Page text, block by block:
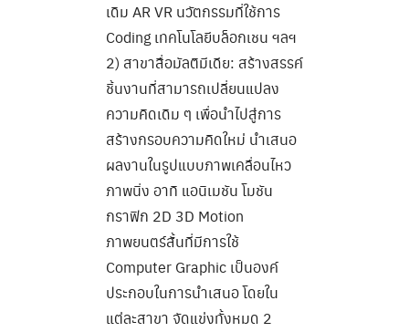
เดิม AR VR นวัตกรรมที่ใช้การ
Coding เทคโนโลยีบล็อกเชน ฯลฯ
2) สาขาสื่อมัลติมีเดีย: สร้างสรรค์
ชิ้นงานที่สามารถเปลี่ยนแปลง
ความคิดเดิม ๆ เพื่อนำไปสู่การ
สร้างกรอบความคิดใหม่ นำเสนอ
ผลงานในรูปแบบภาพเคลื่อนไหว
ภาพนิ่ง อาทิ แอนิเมชัน โมชัน
กราฟิก 2D 3D Motion
ภาพยนตร์สั้นที่มีการใช้
Computer Graphic เป็นองค์
ประกอบในการนำเสนอ โดยใน
แต่ละสาขา จัดแข่งทั้งหมด 2